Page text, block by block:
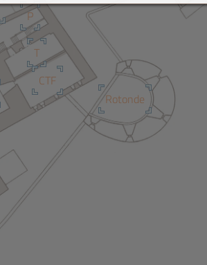
Rotonde
T
CTF
P